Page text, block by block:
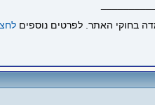
בחוקי האתר. לפרטים נוספים